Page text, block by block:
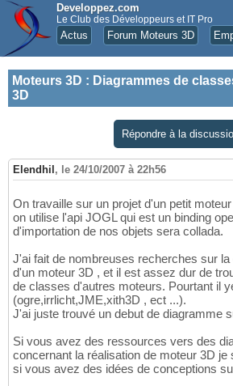
Developpez.com
Le Club des Développeurs et IT Pro
Actus Forum Moteurs 3D
Moteurs 3D : Diagrammes de
3D
Répondre à la
Elendhil , le 24/10/2007 à 22h56
On travaille sur un projet d'un petit
on utilise l'api JOGL qui est un binding
d'importation de nos objets sera collada.
J'ai fait de nombreuses recherches sur
d'un moteur 3D , et il est assez dur de
de classes d'autres moteurs. Pourtant il
(ogre,irrlicht,JME,xith3D , ect ...).
J'ai juste trouvé un debut de diagramme
Si vous avez des ressources vers des
concernant la réalisation de moteur 3D je
si vous avez des idées de conceptions